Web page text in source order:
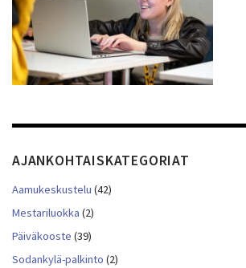
AJANKOHTAISKATEGORIAT
Aamukeskustelu (42)
Mestariluokka (2)
Päiväkooste (39)
Sodankylä-palkinto (2)